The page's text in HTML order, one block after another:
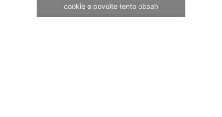
cookie a povolte tento obsah